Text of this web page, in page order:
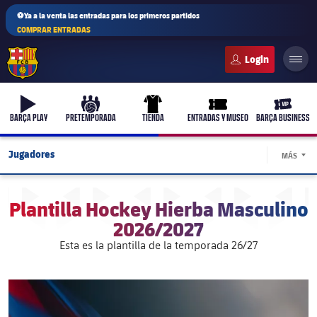
⚽Ya a la venta las entradas para los primeros partidos
COMPRAR ENTRADAS
b-play
BARÇA PLAY
culers-ball
PRETEMPORADA
uniform
TIENDA
ticket-full
ENTRADAS Y MUSEO
ticket-
BARÇA BUSINESS
Jugadores MÁS
Resultados
Clasificación
Plantilla Hockey Hierba Masculino
2026/2027
Esta es la plantilla de la temporada 26/27